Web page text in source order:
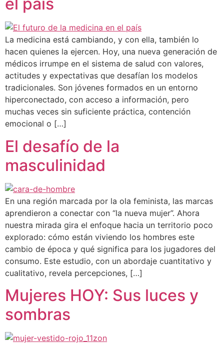
La medicina está cambiando, y con ella, también lo
hacen quienes la ejercen. Hoy, una nueva generación de
médicos irrumpe en el sistema de salud con valores,
actitudes y expectativas que desafían los modelos
tradicionales. Son jóvenes formados en un entorno
hiperconectado, con acceso a información, pero
muchas veces sin suficiente práctica, contención
emocional o […]
El desafío de la
masculinidad
En una región marcada por la ola feminista, las marcas
aprendieron a conectar con “la nueva mujer”. Ahora
nuestra mirada gira el enfoque hacia un territorio poco
explorado: cómo están viviendo los hombres este
cambio de época y qué significa para los jugadores del
consumo. Este estudio, con un abordaje cuantitativo y
cualitativo, revela percepciones, […]
Mujeres HOY: Sus luces y
sombras